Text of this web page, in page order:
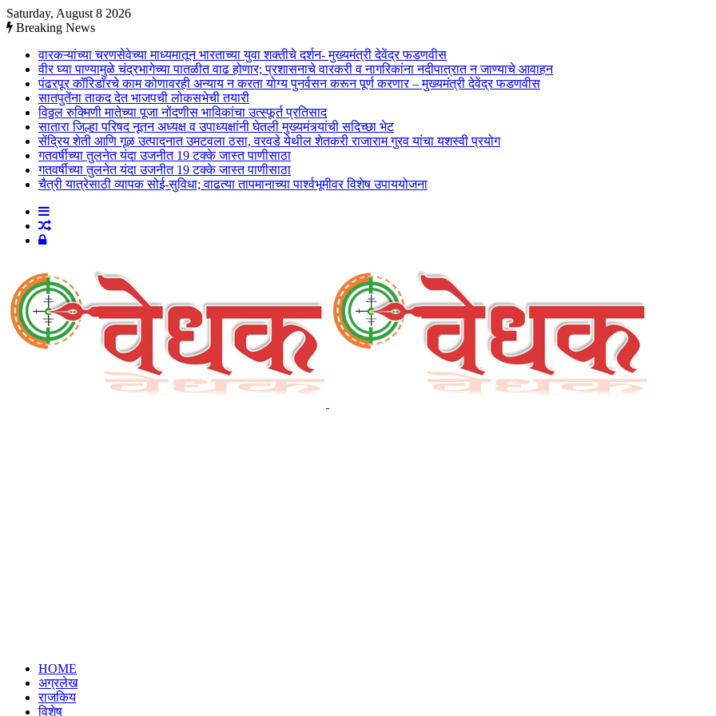
Saturday, August 8 2026
Breaking News
वारकऱ्यांच्या चरणसेवेच्या माध्यमातून भारताच्या युवा शक्तीचे दर्शन- मुख्यमंत्री देवेंद्र फडणवीस
वीर घ्या पाण्यामुळे चंद्रभागेच्या पातळीत वाढ होणार; प्रशासनाचे वारकरी व नागरिकांना नदीपात्रात न जाण्याचे आवाहन
पंढरपूर कॉरिडॉरचे काम कोणावरही अन्याय न करता योग्य पुनर्वसन करून पूर्ण करणार – मुख्यमंत्री देवेंद्र फडणवीस
सातपुतेंना ताकद देत भाजपची लोकसभेची तयारी
विठ्ठल रुक्मिणी मातेच्या पूजा नोंदणीस भाविकांचा उत्स्फूर्त प्रतिसाद
सातारा जिल्हा परिषद नूतन अध्यक्ष व उपाध्यक्षांनी घेतली मुख्यमंत्र्यांची सदिच्छा भेट
सेंद्रिय शेती आणि गूळ उत्पादनात उमटवला ठसा, वरवडे येथील शेतकरी राजाराम गुरव यांचा यशस्वी प्रयोग
गतवर्षीच्या तुलनेत यंदा उजनीत 19 टक्के जास्त पाणीसाठा
गतवर्षीच्या तुलनेत यंदा उजनीत 19 टक्के जास्त पाणीसाठा
चैत्री यात्रेसाठी व्यापक सोई-सुविधा; वाढत्या तापमानाच्या पार्श्वभूमीवर विशेष उपाययोजना
Sidebar
Random
Log
HOME
अग्रलेख
राजकिय
विशेष